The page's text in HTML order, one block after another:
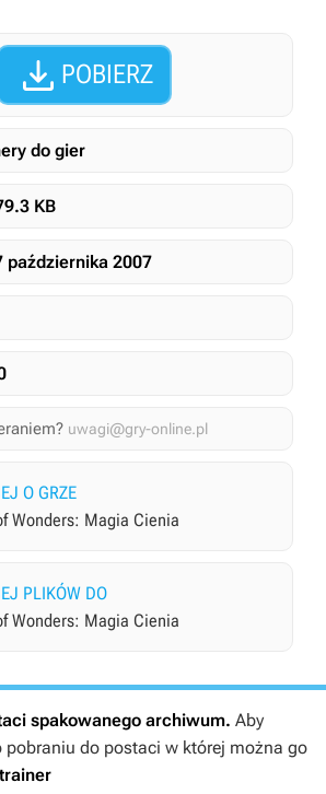
 POBIERZ
do gier
KB
października 2007
uwagi@gry-online.pl
O GRZE
Wonders: Magia Cienia
PLIKÓW DO
Wonders: Magia Cienia
spakowanego archiwum. Aby
pobraniu do postaci w której można go
trainer